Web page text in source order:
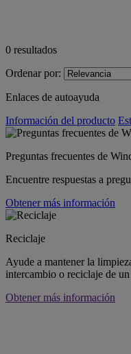
0 resultados
Ordenar por:
Enlaces de autoayuda
Información del producto
Preguntas frecuentes de
Encuentre respuestas a
Obtener más información
Reciclaje
Ayude a mantener la
intercambio o reciclaje de
Obtener más información